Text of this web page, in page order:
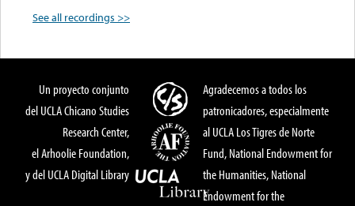
See all recordings >>
Un proyecto conjunto
del UCLA Chicano Studies
Research Center,
el Arhoolie Foundation,
y del UCLA Digital Library
Agradecemos a todos los
patronicadores, especialmente
al UCLA Los Tigres de Norte
Fund, National Endowment for
the Humanities, National
Endowment for the